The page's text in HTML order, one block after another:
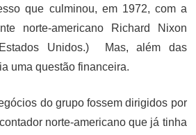
que culminou, em 1972, com a
norte-americano Richard Nixon
Unidos.) Mas, além das
uma questão financeira.
do grupo fossem dirigidos por
norte-americano que já tinha